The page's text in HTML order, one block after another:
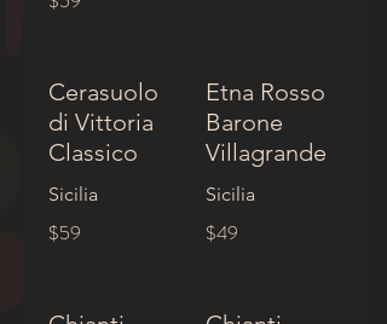
Cerasuolo
di Vittoria
Classico
Sicilia
$59
Etna Rosso
Barone
Villagrande
Sicilia
$49